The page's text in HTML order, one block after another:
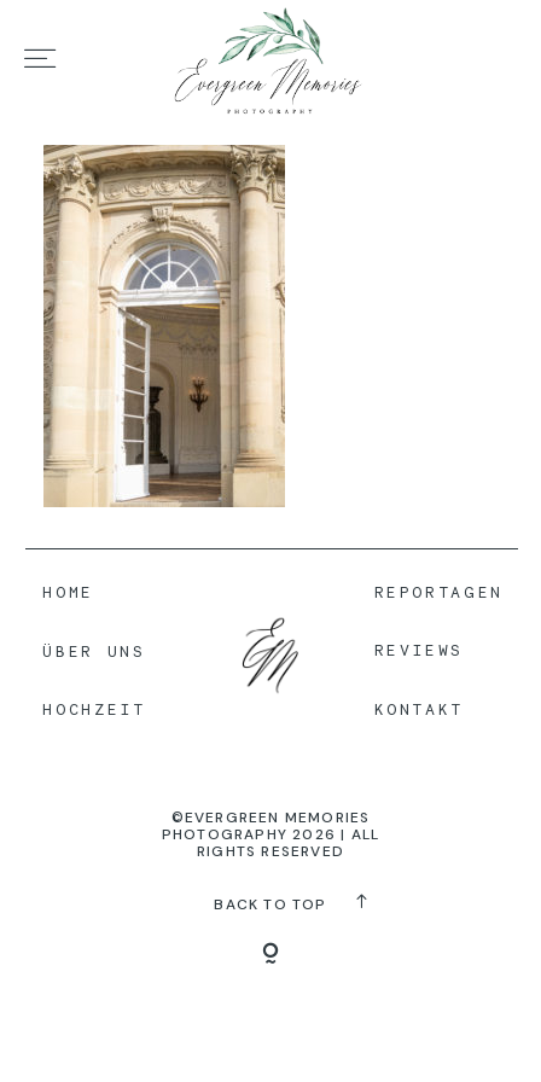
HOME
ÜBER UNS
HOCHZEIT
REPORTAGEN
REVIEWS
KONTAKT
©EVERGREEN MEMORIES
PHOTOGRAPHY 2026 | ALL
RIGHTS RESERVED
BACK TO TOP
HOME
ÜBER UNS
REPORTAGEN